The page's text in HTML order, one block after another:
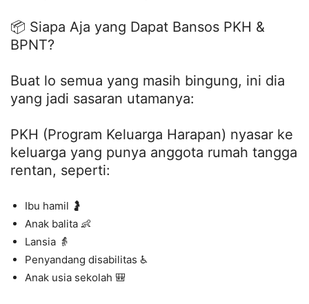
📦 Siapa Aja yang Dapat Bansos PKH &
BPNT?
Buat lo semua yang masih bingung, ini dia
yang jadi sasaran utamanya:
PKH (Program Keluarga Harapan) nyasar ke
keluarga yang punya anggota rumah tangga
rentan, seperti:
Ibu hamil 🤰
Anak balita 👶
Lansia 👵
Penyandang disabilitas ♿
Anak usia sekolah 🎒